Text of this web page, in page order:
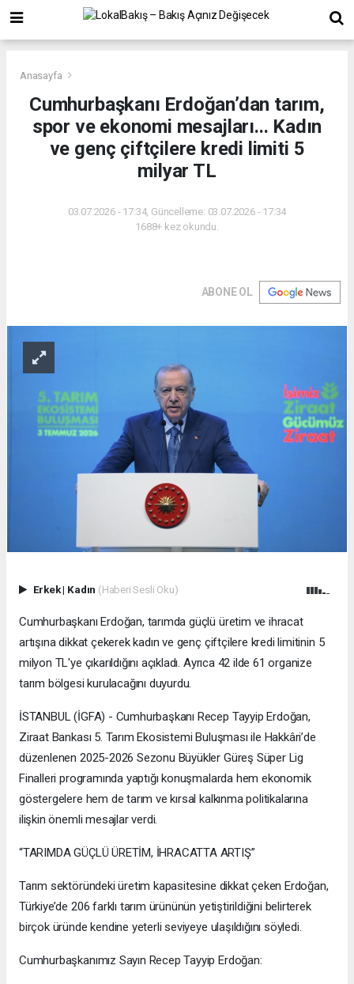
Anasayfa
Cumhurbaşkanı Erdoğan’dan tarım,
spor ve ekonomi mesajları... Kadın
ve genç çiftçilere kredi limiti 5
milyar TL
03.07.2026 - 17:34, Güncelleme: 03.07.2026 - 17:34
1688+ kez okundu.
ABONE OL
Erkek| Kadın (Haberi Sesli Oku)
Cumhurbaşkanı Erdoğan, tarımda güçlü üretim ve ihracat
artışına dikkat çekerek kadın ve genç çiftçilere kredi limitinin 5
milyon TL'ye çıkarıldığını açıkladı. Ayrıca 42 ilde 61 organize
tarım bölgesi kurulacağını duyurdu.
İSTANBUL (İGFA) - Cumhurbaşkanı Recep Tayyip Erdoğan,
Ziraat Bankası 5. Tarım Ekosistemi Buluşması ile Hakkâri’de
düzenlenen 2025-2026 Sezonu Büyükler Güreş Süper Lig
Finalleri programında yaptığı konuşmalarda hem ekonomik
göstergelere hem de tarım ve kırsal kalkınma politikalarına
ilişkin önemli mesajlar verdi.
“TARIMDA GÜÇLÜ ÜRETİM, İHRACATTA ARTIŞ”
Tarım sektöründeki üretim kapasitesine dikkat çeken Erdoğan,
Türkiye’de 206 farklı tarım ürününün yetiştirildiğini belirterek
birçok üründe kendine yeterli seviyeye ulaşıldığını söyledi.
Cumhurbaşkanımız Sayın Recep Tayyip Erdoğan: